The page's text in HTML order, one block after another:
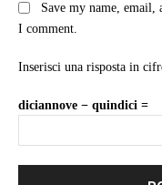
Save my name,
I comment.
Inserisci una risposta in
diciannove − quindici =